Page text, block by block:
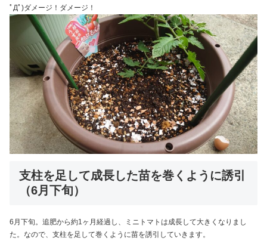
ﾟДﾟ)ダメージ！ダメージ！
支柱を足して成長した苗を巻くように誘引
（6月下旬）
6月下旬。追肥から約1ヶ月経過し、ミニトマトは成長して大きくなりまし
た。なので、支柱を足して巻くように苗を誘引していきます。